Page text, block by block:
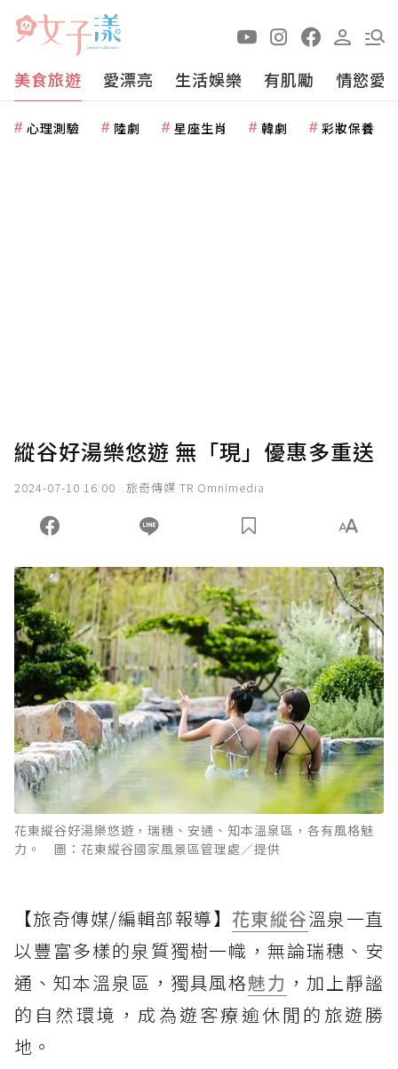
美食旅遊 愛漂亮 生活娛樂 有肌勵 情慾愛
心理測驗 陸劇 星座生肖 韓劇 彩妝保養
縱谷好湯樂悠遊 無「現」優惠多重送
2024-07-10 16:00 旅奇傳媒 TR Omnimedia
花東縱谷好湯樂悠遊，瑞穗、安通、知本溫泉區，各有風格魅
力。 圖：花東縱谷國家風景區管理處／提供
【旅奇傳媒/編輯部報導】 花東縱谷溫泉一直
以豐富多樣的泉質獨樹一幟，無論瑞穗、安
通、知本溫泉區，獨具風格魅力 ，加上靜謐
的自然環境，成為遊客療逾休閒的旅遊勝
地。